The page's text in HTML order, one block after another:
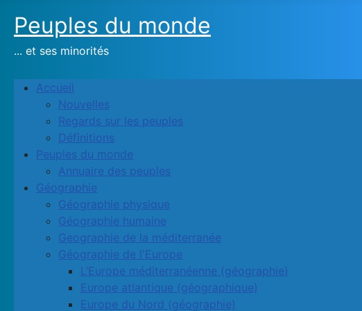
Peuples du monde
... et ses minorités
Accueil
Nouvelles
Regards sur les peuples
Définitions
Peuples du monde
Annuaire des peuples
Géographie
Géographie physique
Géographie humaine
Geographie de la méditerranée
Géographie de l'Europe
L’Europe méditerranéenne (géographie)
Europe atlantique (géographique)
Europe du Nord (géographie)